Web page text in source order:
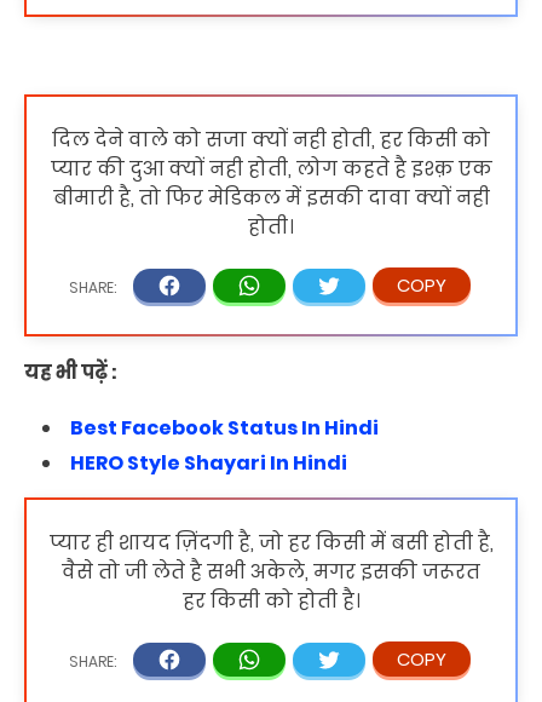
दिल देने वाले को सजा क्यों नही होती, हर किसी को
प्यार की दुआ क्यों नही होती, लोग कहते है इश्क़ एक
बीमारी है, तो फिर मेडिकल में इसकी दावा क्यों नही
होती।
यह भी पढ़ें :
Best Facebook Status In Hindi
HERO Style Shayari In Hindi
प्यार ही शायद ज़िंदगी है, जो हर किसी में बसी होती है,
वैसे तो जी लेते है सभी अकेले, मगर इसकी जरूरत
हर किसी को होती है।